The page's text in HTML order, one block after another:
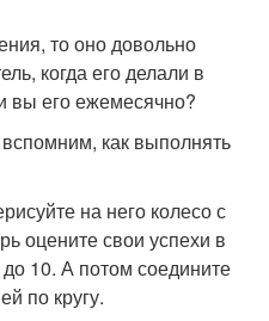
то оно довольно
когда его делали в
вы его ежемесячно?
как выполнять
на него колесо с
оцените свои успехи в
10. А потом соедините
по кругу.